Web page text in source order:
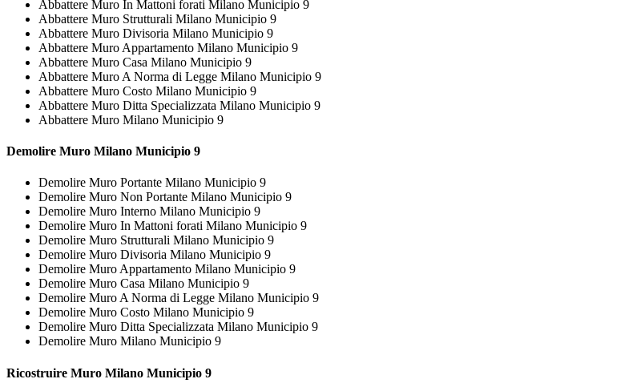
Abbattere Muro In Mattoni forati Milano Municipio 9
Abbattere Muro Strutturali Milano Municipio 9
Abbattere Muro Divisoria Milano Municipio 9
Abbattere Muro Appartamento Milano Municipio 9
Abbattere Muro Casa Milano Municipio 9
Abbattere Muro A Norma di Legge Milano Municipio 9
Abbattere Muro Costo Milano Municipio 9
Abbattere Muro Ditta Specializzata Milano Municipio 9
Abbattere Muro Milano Municipio 9
Demolire Muro Milano Municipio 9
Demolire Muro Portante Milano Municipio 9
Demolire Muro Non Portante Milano Municipio 9
Demolire Muro Interno Milano Municipio 9
Demolire Muro In Mattoni forati Milano Municipio 9
Demolire Muro Strutturali Milano Municipio 9
Demolire Muro Divisoria Milano Municipio 9
Demolire Muro Appartamento Milano Municipio 9
Demolire Muro Casa Milano Municipio 9
Demolire Muro A Norma di Legge Milano Municipio 9
Demolire Muro Costo Milano Municipio 9
Demolire Muro Ditta Specializzata Milano Municipio 9
Demolire Muro Milano Municipio 9
Ricostruire Muro Milano Municipio 9